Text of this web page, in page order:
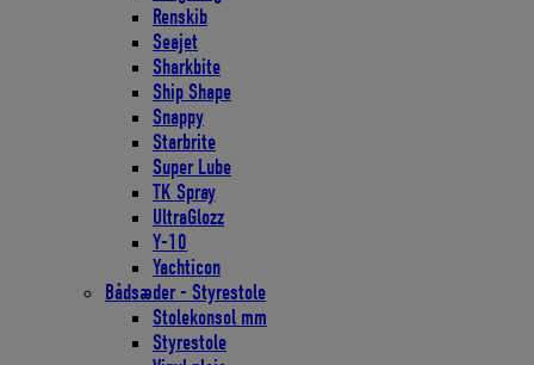
Renskib
Seajet
Sharkbite
Ship Shape
Snappy
Starbrite
Super Lube
TK Spray
UltraGlozz
Y-10
Yachticon
Bådsæder - Styrestole
Stolekonsol mm
Styrestole